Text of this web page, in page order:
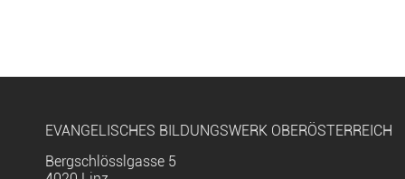
EVANGELISCHES BILDUNGSWERK OBERÖSTERREICH
Bergschlösslgasse 5